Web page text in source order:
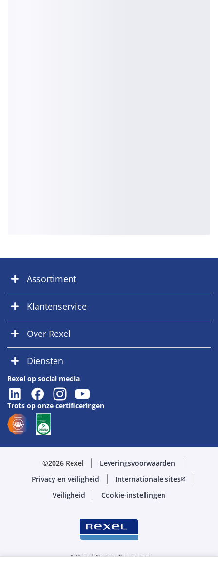
Assortiment
Klantenservice
Over Rexel
Diensten
Rexel op social media
Trots op onze certificeringen
©2026 Rexel
Leveringsvoorwaarden
Privacy en veiligheid
Internationale sitesopen_in_new
Veiligheid Cookie-instellingen
A Rexel Group Company